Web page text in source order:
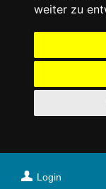
weiter zu
Login